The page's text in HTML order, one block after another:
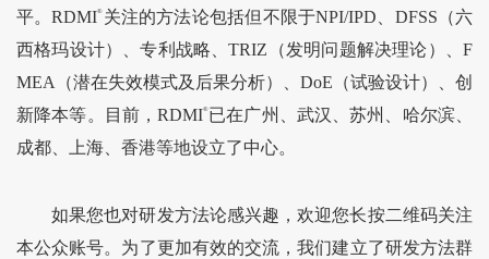
平。RDMI® 关注的方法论包括但不限于NPI/IPD、DFSS（六
西格玛设计）、专利战略、TRIZ（发明问题解决理论）、F
MEA（潜在失效模式及后果分析）、DoE（试验设计）、创
新降本等。目前，RDMI®已在广州、武汉、苏州、哈尔滨、
成都、上海、香港等地设立了中心。
如果您也对研发方法论感兴趣，欢迎您长按二维码关注
本公众账号。为了更加有效的交流，我们建立了研发方法群